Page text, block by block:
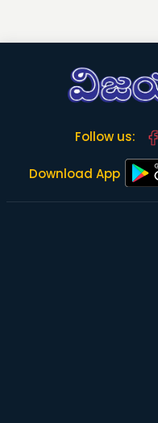
Follow us:
Download App